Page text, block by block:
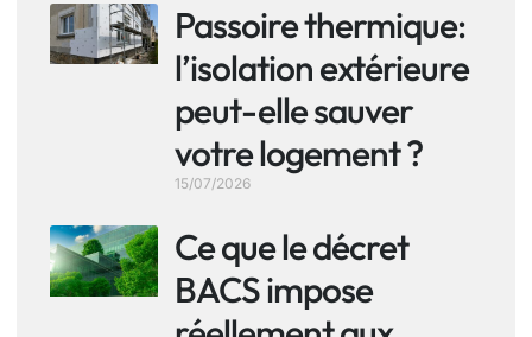
Passoire thermique:
l’isolation extérieure
peut-elle sauver
votre logement ?
15/07/2026
Ce que le décret
BACS impose